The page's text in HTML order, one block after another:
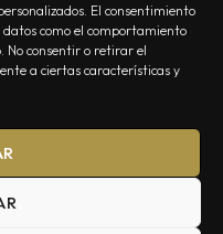
El consentimiento
como el comportamiento
No consentir o retirar el
a ciertas características y
POLÍTICA DE PRIVACIDAD